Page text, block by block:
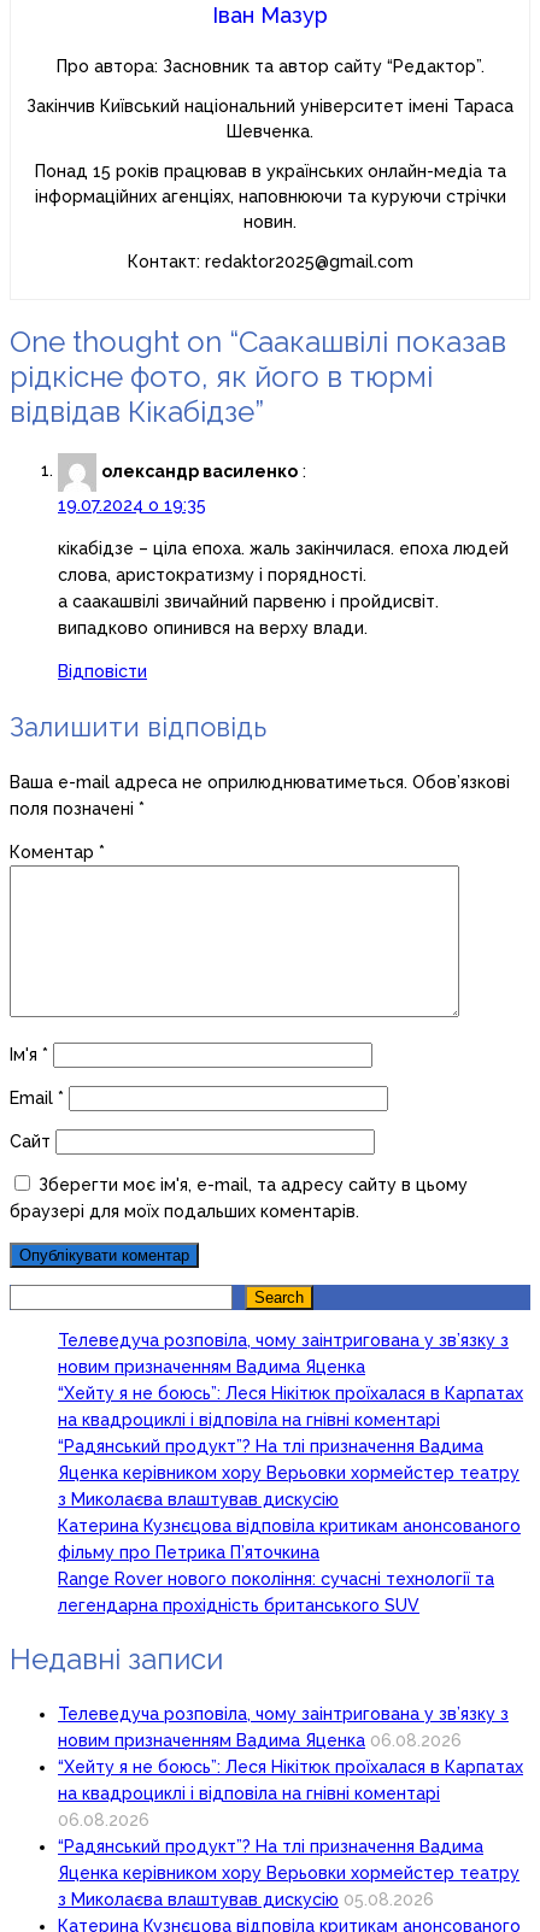
Іван Мазур
Про автора: Засновник та автор сайту “Редактор”.
Закінчив Київський національний університет імені Тараса
Шевченка.
Понад 15 років працював в українських онлайн-медіа та
інформаційних агенціях, наповнюючи та куруючи стрічки
новин.
Контакт: redaktor2025@gmail.com
One thought on “Саакашвілі показав
рідкісне фото, як його в тюрмі
відвідав Кікабідзе”
олександр василенко :
19.07.2024 о 19:35
кікабідзе – ціла епоха. жаль закінчилася. епоха людей
слова, аристократизму і порядності.
а саакашвілі звичайний парвеню і пройдисвіт.
випадково опинився на верху влади.
Відповісти
Залишити відповідь
Ваша e-mail адреса не оприлюднюватиметься. Обов’язкові
поля позначені *
Коментар *
Ім'я *
Email *
Сайт
Зберегти моє ім'я, e-mail, та адресу сайту в цьому
браузері для моїх подальших коментарів.
Search
Телеведуча розповіла, чому заінтригована у зв’язку з
новим призначенням Вадима Яценка
“Хейту я не боюсь”: Леся Нікітюк проїхалася в Карпатах
на квадроциклі і відповіла на гнівні коментарі
“Радянський продукт”? На тлі призначення Вадима
Яценка керівником хору Верьовки хормейстер театру
з Миколаєва влаштував дискусію
Катерина Кузнєцова відповіла критикам анонсованого
фільму про Петрика П’яточкина
Range Rover нового покоління: сучасні технології та
легендарна прохідність британського SUV
Недавні записи
Телеведуча розповіла, чому заінтригована у зв’язку з
новим призначенням Вадима Яценка 06.08.2026
“Хейту я не боюсь”: Леся Нікітюк проїхалася в Карпатах
на квадроциклі і відповіла на гнівні коментарі
06.08.2026
“Радянський продукт”? На тлі призначення Вадима
Яценка керівником хору Верьовки хормейстер театру
з Миколаєва влаштував дискусію 05.08.2026
Катерина Кузнєцова відповіла критикам анонсованого